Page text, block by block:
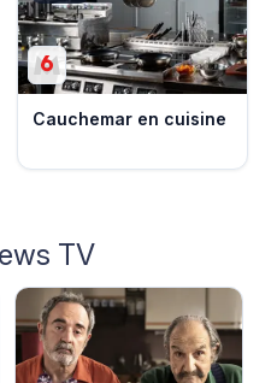
Cauchemar en cuisine
TV